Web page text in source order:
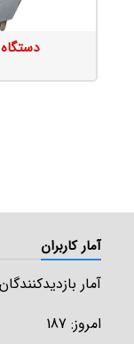
آمار کاربران
آمار
امروز: 187